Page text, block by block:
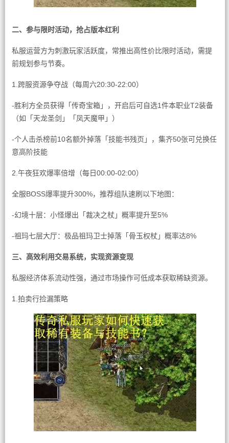
二、参与限时活动，抢占版本红利
私服运营方为刺激玩家活跃度，常推出高性价比限时活动，需提
前规划参与节奏。
1.跨服资源争夺战（每周六20:30-22:00）
-胜利方全员获得「传奇宝箱」，开启后可自选1件本职业T2装备
（如「天龙圣剑」「凤天魔甲」）
-个人击杀榜前10名额外掉落「技能书残页」，集齐50张可兑换任
意高阶技能
2.午夜狂欢爆率倍增（每日00:00-02:00）
全服BOSS爆率提升300%，推荐组队速刷以下地图：
-幻境十层：小怪爆出「裁决之杖」概率提升至5%
-祖玛七层大厅：极品祖玛卫士掉落「骨玉权杖」概率达8%
三、高效利用交易系统，实现资源变现
私服经济体系流动性强，通过市场操作可低成本获取稀缺资源。
1.拍卖行捡漏策略